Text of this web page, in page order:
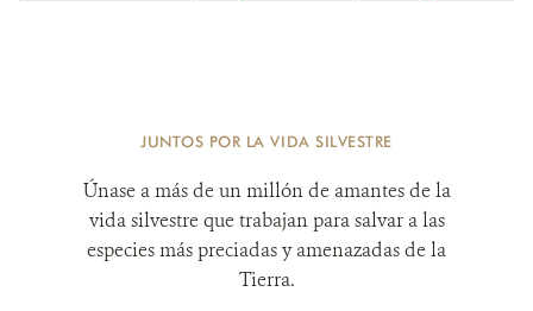
JUNTOS POR LA VIDA SILVESTRE
Únase a más de un millón de amantes de la
vida silvestre que trabajan para salvar a las
especies más preciadas y amenazadas de la
Tierra.